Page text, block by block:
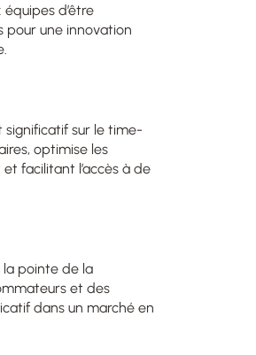
d’être
pour une innovation
significatif sur le time-
optimise les
facilitant l’accès à de
pointe de la
et des
dans un marché en